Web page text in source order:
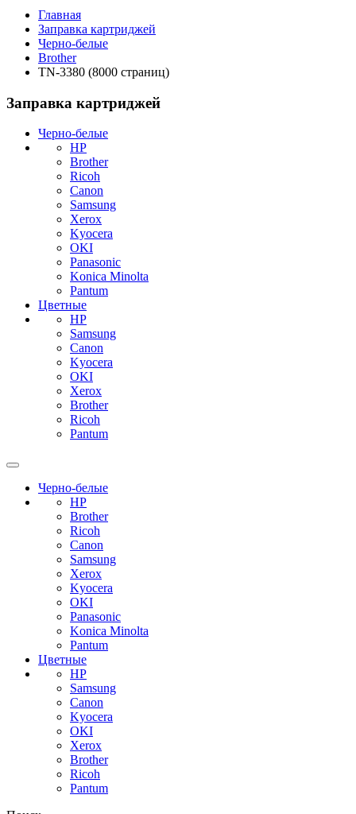
Главная
Заправка картриджей
Черно-белые
Brother
TN-3380 (8000 страниц)
Заправка картриджей
Черно-белые
HP
Brother
Ricoh
Canon
Samsung
Xerox
Kyocera
OKI
Panasonic
Konica Minolta
Pantum
Цветные
HP
Samsung
Canon
Kyocera
OKI
Xerox
Brother
Ricoh
Pantum
Черно-белые
HP
Brother
Ricoh
Canon
Samsung
Xerox
Kyocera
OKI
Panasonic
Konica Minolta
Pantum
Цветные
HP
Samsung
Canon
Kyocera
OKI
Xerox
Brother
Ricoh
Pantum